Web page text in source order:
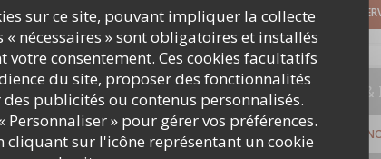
sur ce site, pouvant impliquer la collecte
nécessaires » sont obligatoires et installés
consentement. Ces cookies facultatifs
du site, proposer des fonctionnalités
publicités ou contenus personnalisés.
» pour gérer vos préférences.
cliquant sur l'icône représentant un cookie
:5/5 Cuisine: 5/5 Qualité / Prix :5/5
musique grecque Le paradis
Cartes
DÉCOUVRIR